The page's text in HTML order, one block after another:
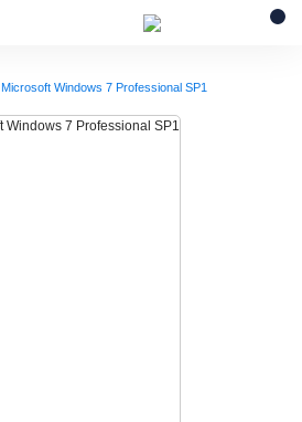
Microsoft Windows 7 Professional SP1